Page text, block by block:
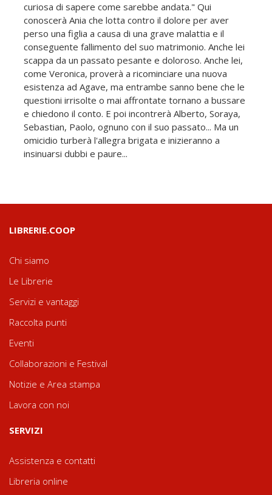
curiosa di sapere come sarebbe andata." Qui
conoscerà Ania che lotta contro il dolore per aver
perso una figlia a causa di una grave malattia e il
conseguente fallimento del suo matrimonio. Anche lei
scappa da un passato pesante e doloroso. Anche lei,
come Veronica, proverà a ricominciare una nuova
esistenza ad Agave, ma entrambe sanno bene che le
questioni irrisolte o mai affrontate tornano a bussare
e chiedono il conto. E poi incontrerà Alberto, Soraya,
Sebastian, Paolo, ognuno con il suo passato... Ma un
omicidio turberà l'allegra brigata e inizieranno a
insinuarsi dubbi e paure...
LIBRERIE.COOP
Chi siamo
Le Librerie
Servizi e vantaggi
Raccolta punti
Eventi
Collaborazioni e Festival
Notizie e Area stampa
Lavora con noi
SERVIZI
Assistenza e contatti
Libreria online